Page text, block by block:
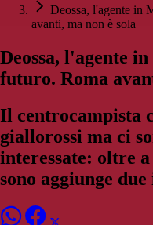
Deossa, l'agente in
avanti, ma non è sola
Deossa, l'agente
futuro. Roma
Il centrocampista
giallorossi ma ci
interessate: oltre
sono aggiunge due